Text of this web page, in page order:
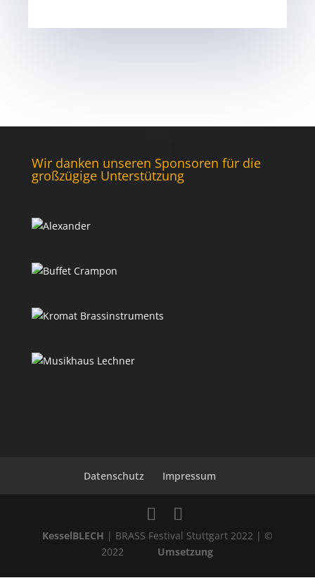
Wir danken unseren Sponsoren für die
großzügige Unterstützung
Datenschutz Impressum
KesselBLECH | BRASS Festival Stuttgart 2022 | ©
2022 Umsetzung